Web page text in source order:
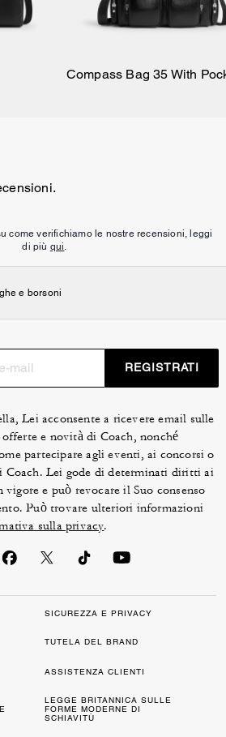
Compass Bag 35 With
come verifichiamo le nostre recensioni, leggi
di più qui
e borsoni
REGISTRATI
Lei acconsente a ricevere email sulle
e novità di Coach, nonché
partecipare agli eventi, ai concorsi o
Coach. Lei gode di determinati diritti ai
vigore e può revocare il Suo consenso
Può trovare ulteriori informazioni
sulla privacy.
SICUREZZA E PRIVACY
TUTELA DEL BRAND
ASSISTENZA CLIENTI
LEGGE BRITANNICA SULLE
FORME MODERNE DI
SCHIAVITÙ